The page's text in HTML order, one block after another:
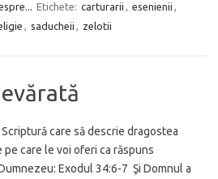
Etichete: carturarii esenienii
saducheii zelotii
care să descrie dragostea
care le voi oferi ca răspuns
Exodul 34:6-7 Şi Domnul a